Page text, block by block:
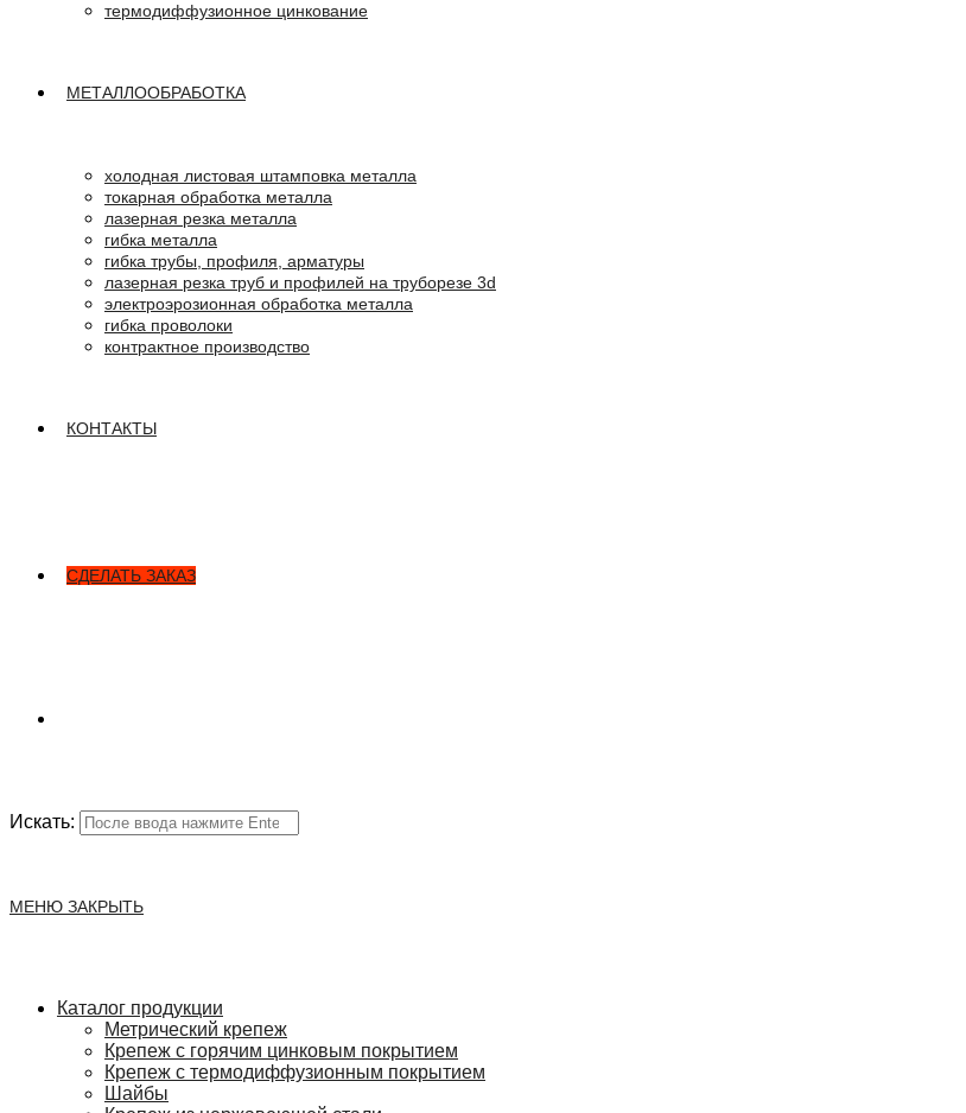
термодиффузионное цинкование
МЕТАЛЛООБРАБОТКА
холодная листовая штамповка металла
токарная обработка металла
лазерная резка металла
гибка металла
гибка трубы, профиля, арматуры
лазерная резка труб и профилей на труборезе 3d
электроэрозионная обработка металла
гибка проволоки
контрактное производство
КОНТАКТЫ
СДЕЛАТЬ ЗАКАЗ
Искать:
МЕНЮ ЗАКРЫТЬ
Каталог продукции
Метрический крепеж
Крепеж с горячим цинковым покрытием
Крепеж с термодиффузионным покрытием
Шайбы